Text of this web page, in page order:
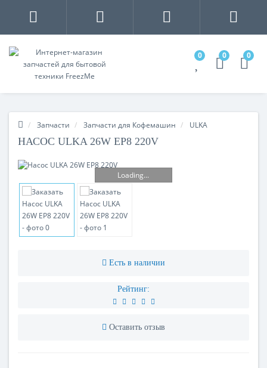
0 0 0
Запчасти Запчасти для Кофемашин ULKA
НАСОС ULKA 26W EP8 220V
Loading...
Есть в наличии
Рейтинг:
Оставить отзыв